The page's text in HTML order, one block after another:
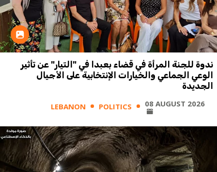
ندوة للجنة المرأة في قضاء بعبدا في "التيار" عن تأثير
الوعي الجماعي والخيارات الإنتخابية على الأجيال
الجديدة
LEBANON POLITICS 08 AUGUST 2026